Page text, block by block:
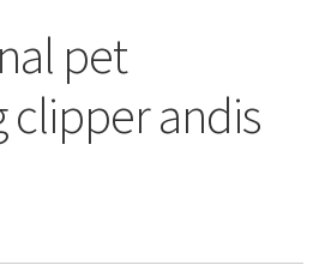
pet
clipper andis